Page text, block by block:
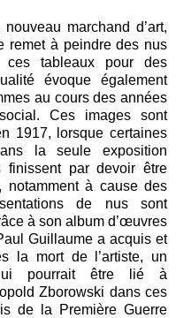
marchand d’art,
remet à peindre des nus
ces tableaux pour des
évoque également
au cours des années
Ces images sont
1917, lorsque certaines
la seule exposition
finissent par devoir être
notamment à cause des
de nus sont
à son album d’œuvres
Guillaume a acquis et
la mort de l’artiste, un
pourrait être lié à
Zborowski dans ces
de la Première Guerre